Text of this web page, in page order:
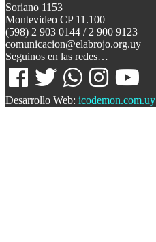
Soriano 1153
Montevideo CP 11.100
(598) 2 903 0144 / 2 900 9123
comunicacion@elabrojo.org.uy
Seguinos en las redes…
Desarrollo Web: icodemon.com.uy